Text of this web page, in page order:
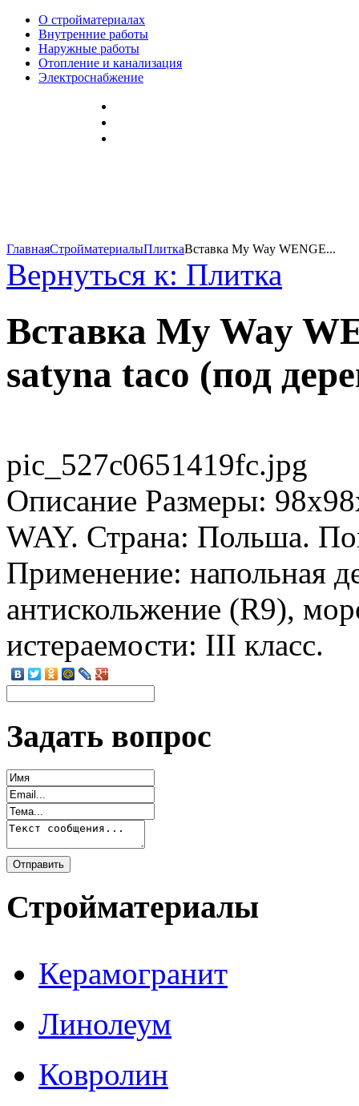
О стройматериалах
Внутренние работы
Наружные работы
Отопление и канализация
Электроснабжение
ГлавнаяСтройматериалыПлиткаВставка My Way WENGE...
Вернуться к: Плитка
Вставка My Way
satyna taco (под
pic_527c0651419fc.jpg
Описание Размеры:
WAY. Страна: Польша.
Применение: напольная
антискольжение (R9),
истераемости: III класс.
Задать вопрос
Стройматериалы
Керамогранит
Линолеум
Ковролин